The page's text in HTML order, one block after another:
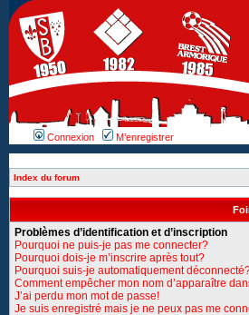
Connexion M’enregistrer
Index du forum
Problèmes d’identification et d’inscription
Pourquoi ne puis-je pas me connecter?
Pourquoi dois-je m’inscrire après tout?
Pourquoi suis-je automatiquement
Comment empêcher mon nom d’apparaître
J’ai perdu mon mot de passe!
Je suis enregistré mais je ne peux pas me